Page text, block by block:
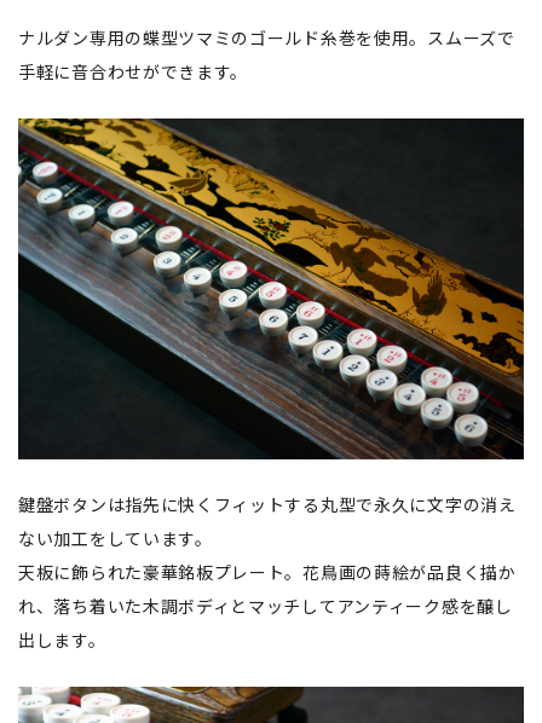
ナルダン専用の蝶型ツマミのゴールド糸巻を使用。スムーズで
手軽に音合わせができます。
鍵盤ボタンは指先に快くフィットする丸型で永久に文字の消え
ない加工をしています。
天板に飾られた豪華銘板プレート。花鳥画の蒔絵が品良く描か
れ、落ち着いた木調ボディとマッチしてアンティーク感を醸し
出します。